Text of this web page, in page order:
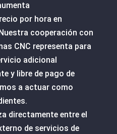
por hora en
cooperación con
CNC representa para
adicional
y libre de pago de
a actuar como
directamente entre el
de servicios de